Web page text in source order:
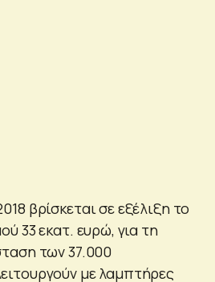
βρίσκεται σε εξέλιξη το
33 εκατ. ευρώ, για τη
των 37.000
με λαμπτήρες